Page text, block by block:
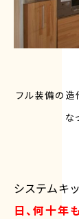
フル装備の造
な
システムキ
日、何十年